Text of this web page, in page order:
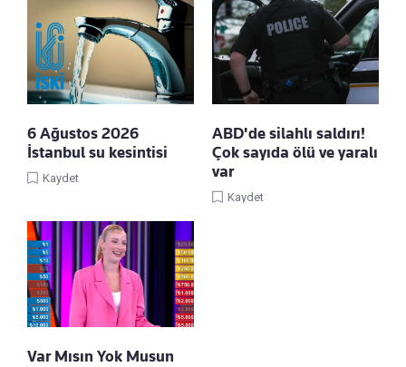
6 Ağustos 2026
İstanbul su kesintisi
Kaydet
ABD'de silahlı saldırı!
Çok sayıda ölü ve yaralı
var
Kaydet
Var Mısın Yok Musun